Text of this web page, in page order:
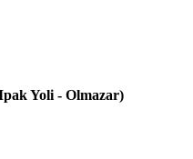
Yoli - Olmazar)